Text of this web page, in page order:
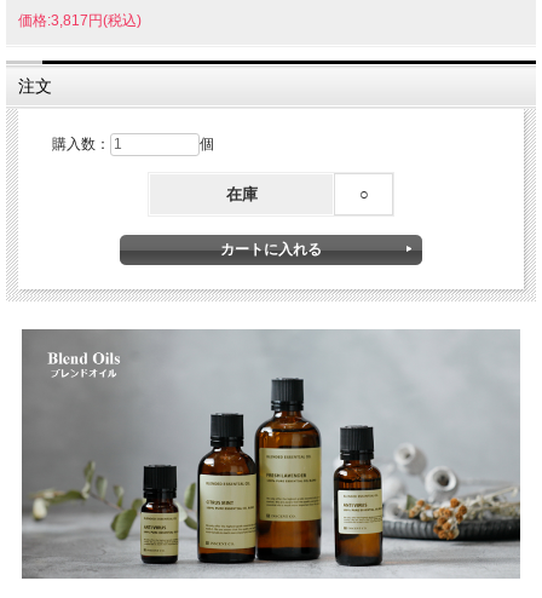
価格:3,817円(税込)
注文
購入数： 個
在庫 ○